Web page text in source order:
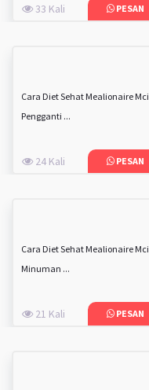
33 Kali PESAN
Cara Diet Sehat Mealionaire Mci
Pengganti ...
24 Kali PESAN
Cara Diet Sehat Mealionaire Mci
Minuman ...
21 Kali PESAN